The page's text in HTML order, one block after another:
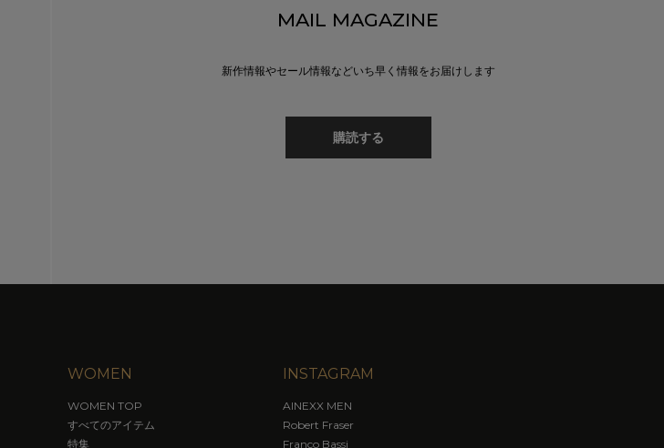
MAIL MAGAZINE
新作情報やセール情報などいち早く情報をお届けします
購読する
WOMEN
WOMEN TOP
すべてのアイテム
特集
INSTAGRAM
AINEXX MEN
Robert Fraser
Franco Bassi